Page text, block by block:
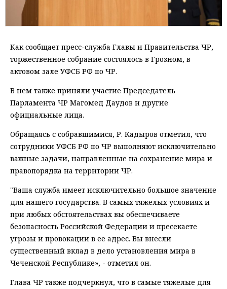
Как сообщает пресс-служба Главы и Правительства ЧР,
торжественное собрание состоялось в Грозном, в
актовом зале УФСБ РФ по ЧР.
В нем также приняли участие Председатель
Парламента ЧР Магомед Даудов и другие
официальные лица.
Обращаясь с собравшимися, Р. Кадыров отметил, что
сотрудники УФСБ РФ по ЧР выполняют исключительно
важные задачи, направленные на сохранение мира и
правопорядка на территории ЧР.
"Ваша служба имеет исключительно большое значение
для нашего государства. В самых тяжелых условиях и
при любых обстоятельствах вы обеспечиваете
безопасность Российской Федерации и пресекаете
угрозы и провокации в ее адрес. Вы внесли
существенный вклад в дело установления мира в
Чеченской Республике», - отметил он.
Глава ЧР также подчеркнул, что в самые тяжелые для